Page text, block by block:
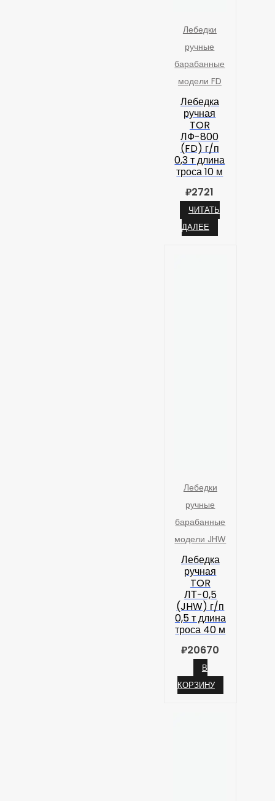
Лебедки
ручные
барабанные
модели FD
Лебедка
ручная
TOR
ЛФ-800
(FD) г/п
0,3 т длина
троса 10 м
₽2721
ЧИТАТЬ
ДАЛЕЕ
Лебедки
ручные
барабанные
модели JHW
Лебедка
ручная
TOR
ЛТ-0,5
(JHW) г/п
0,5 т длина
троса 40 м
₽20670
В
КОРЗИНУ